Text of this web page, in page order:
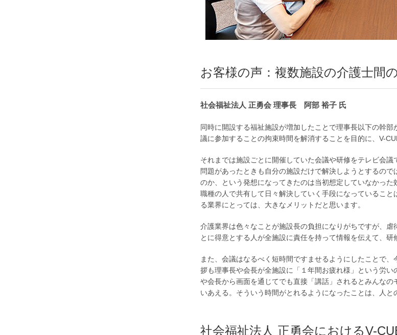
お客様の声：複数施設の介護士間
社会福祉法人 正勇会 理事長 阿部 裕子 氏
同時に開設する福祉施設が増加したことで理事長以下の幹
議に参加することの拘束時間を解消することを目的に、V-
それまでは施設ごとに開催していた会議や研修をテレビ会
問題があったときも自分の施設だけで解決しようとするの
のか、という発想になってきたのは当初想定していなかっ
職種の人で共有して日々解決していく手段になっているこ
る業界にとっては、大きなメリットだと思います。
介護業界は色々なことが施設長の負担になりがちですが、
とに得意とする人が全施設に責任を持って情報を伝えて、研
また、会議はなるべく短時間ですませるようにしたことで
拶も理事長や会長が全施設に「１年間お疲れ様」という労
や会長から画面を通じてでも直接「講話」されるとみんな
いあえる。そういう時間がとれるようになったことは、人
社会福祉法人 正勇会におけるV-